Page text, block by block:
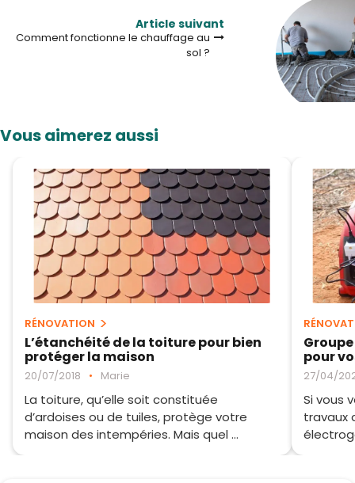
Article suivant
Comment fonctionne le chauffage au
sol ?
Vous aimerez aussi
RÉNOVATION
L’étanchéité de la toiture pour bien
protéger la maison
20/07/2018 • Marie
La toiture, qu’elle soit constituée
d’ardoises ou de tuiles, protège votre
maison des intempéries. Mais quel ...
pour
27/04/
Si vous
travaux